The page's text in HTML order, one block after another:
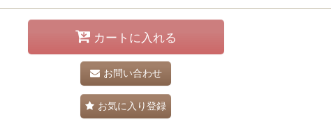
カートに入れる
お問い合わせ
お気に入り登録